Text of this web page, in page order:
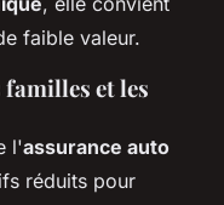
faible valeur.
et les
l'assurance auto
réduits pour